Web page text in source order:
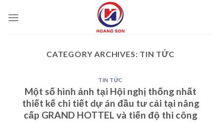
CATEGORY ARCHIVES: TIN TỨC
TIN TỨC
Một số hình ảnh tại Hội nghị thống nhất
thiết kế chi tiết dự án đầu tư cải tại nâng
cấp GRAND HOTTEL và tiến độ thi công